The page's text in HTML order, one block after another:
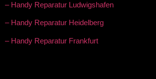
– Handy Reparatur Ludwigshafen
– Handy Reparatur Heidelberg
– Handy Reparatur Frankfurt